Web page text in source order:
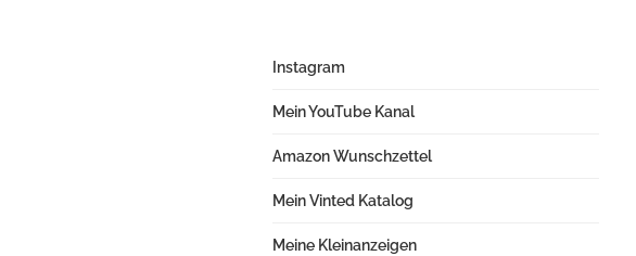
Instagram
Mein YouTube Kanal
Amazon Wunschzettel
Mein Vinted Katalog
Meine Kleinanzeigen